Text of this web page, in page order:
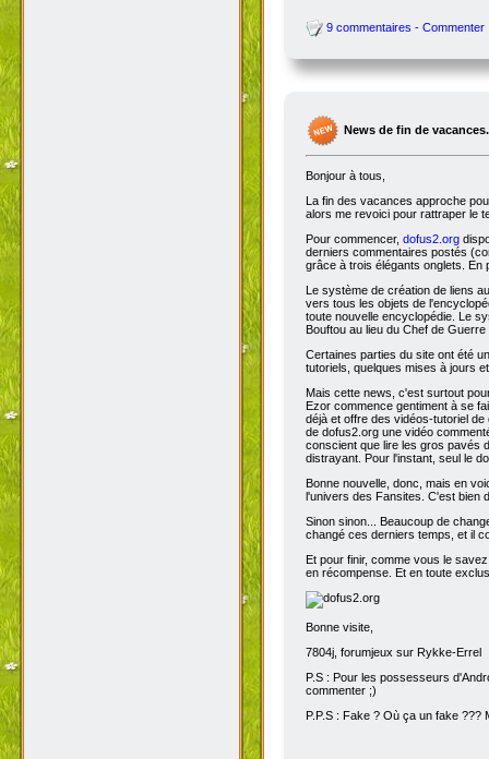
9 commentaires - Commenter
News de fin de
Bonjour à tous,
La fin des vacances approche
alors me revoici pour rattraper le
Pour commencer, dofus2.org
derniers commentaires postés
grâce à trois élégants onglets. En
Le système de création de liens
vers tous les objets de
toute nouvelle encyclopédie. Le
Bouftou au lieu du Chef de
Certaines parties du site ont été
tutoriels, quelques mises à jours
Mais cette news, c'est surtout
Ezor commence gentiment à se
déjà et offre des vidéos-tutoriel
de dofus2.org une vidéo
conscient que lire les gros pavés
distrayant. Pour l'instant, seul le
Bonne nouvelle, donc, mais en
l'univers des Fansites. C'est bien
Sinon sinon... Beaucoup de
changé ces derniers temps, et il
Et pour finir, comme vous le
en récompense. Et en toute
Bonne visite,
7804j, forumjeux sur Rykke-Errel
P.S : Pour les possesseurs
commenter ;)
P.P.S : Fake ? Où ça un fake ???